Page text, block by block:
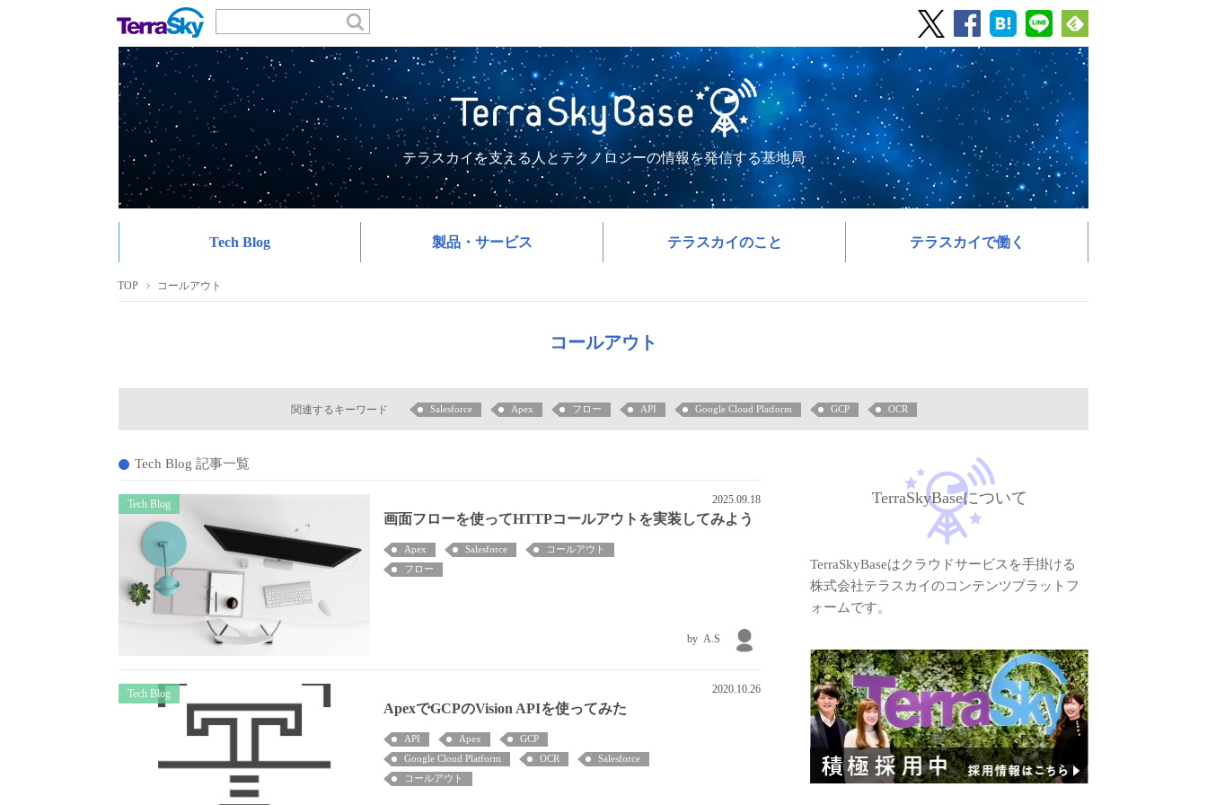
テラスカイを支える人とテクノロジーの情報を発信する基地局
Tech Blog 製品・サービス テラスカイのこと テラスカイで働く
TOP コールアウト
コールアウト
関連するキーワード Salesforce Apex フロー API Google Cloud Platform GCP OCR
Tech Blog 記事一覧
Tech Blog 2025.09.18
画面フローを使ってHTTPコールアウトを実装してみよう
Apex Salesforce
コールアウト
フロー
A.S
Tech Blog 2020.10.26
ApexでGCPのVision APIを使ってみた
API Apex
GCP
Google Cloud Platform
OCR
Salesforce
コールアウト
TerraSkyBaseについて
TerraSkyBaseはクラウドサービスを手掛ける
株式会社テラスカイのコンテンツプラットフ
ォームです。